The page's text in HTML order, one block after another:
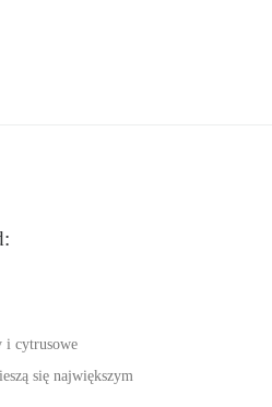
i cytrusowe
się największym